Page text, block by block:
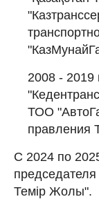
2008 -
ТОО
правления
С 2024 по
Темір Жолы".